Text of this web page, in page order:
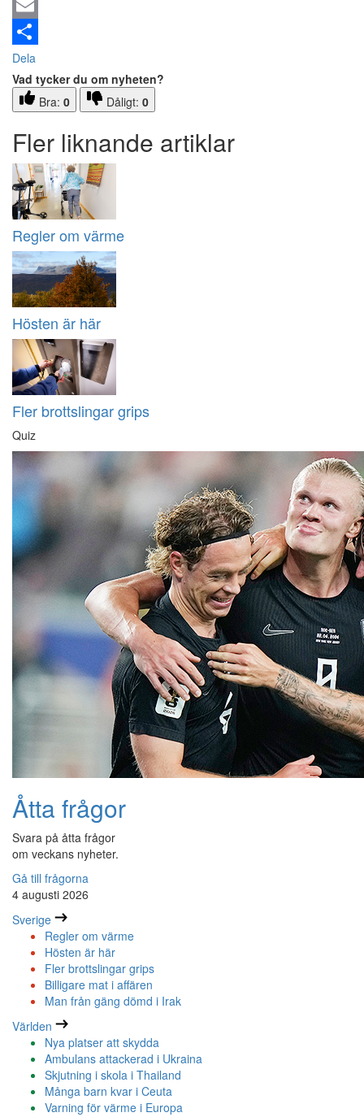
Email
Dela
Vad tycker du om nyheten?
Bra: 0 Dåligt: 0
Fler liknande artiklar
Regler om värme
Hösten är här
Fler brottslingar grips
Quiz
Åtta frågor
Svara på åtta frågor
om veckans nyheter.
Gå till frågorna
4 augusti 2026
Sverige
Regler om värme
Hösten är här
Fler brottslingar grips
Billigare mat i affären
Man från gäng dömd i Irak
Världen
Nya platser att skydda
Ambulans attackerad i Ukraina
Skjutning i skola i Thailand
Många barn kvar i Ceuta
Varning för värme i Europa